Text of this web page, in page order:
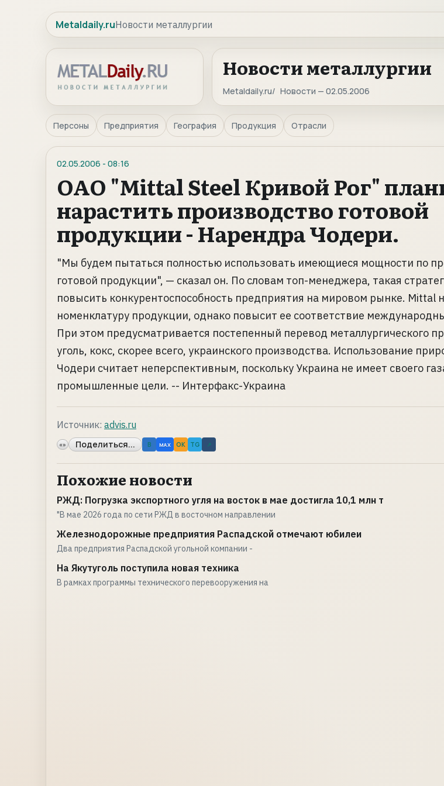
Metaldaily.ruНовости металлургии
Новости металлургии
Metaldaily.ru Новости — 02.05.2006
Персоны Предприятия География Продукция Отрасли
02.05.2006 - 08:16
ОАО "Mittal Steel Кривой Рог"
нарастить производство готовой
продукции - Нарендра Чодери.
"Мы будем пытаться полностью использовать имеющиеся мощности по
готовой продукции", — сказал он. По словам топ-менеджера, такая
повысить конкурентоспособность предприятия на мировом рынке. Mittal
номенклатуру продукции, однако повысит ее соответствие
При этом предусматривается постепенный перевод металлургического
уголь, кокс, скорее всего, украинского производства. Использование
Чодери считает неперспективным, поскольку Украина не имеет своего
промышленные цели. -- Интерфакс-Украина
Источник: advis.ru
«» Поделиться... B MAX OK TG ↗
Похожие новости
РЖД: Погрузка экспортного угля на восток в мае достигла 10,1 млн т
"В мае 2026 года по сети РЖД в восточном направлении
Железнодорожные предприятия Распадской отмечают юбилеи
Два предприятия Распадской угольной компании -
На Якутуголь поступила новая техника
В рамках программы технического перевооружения на